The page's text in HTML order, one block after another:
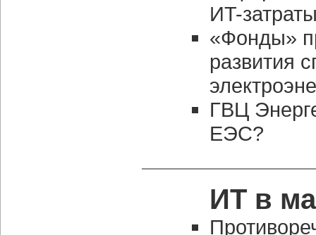
ИT-
«Фонды»
развития
ГВЦ
ЕЭС?
ИТ в